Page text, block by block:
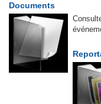
Documents